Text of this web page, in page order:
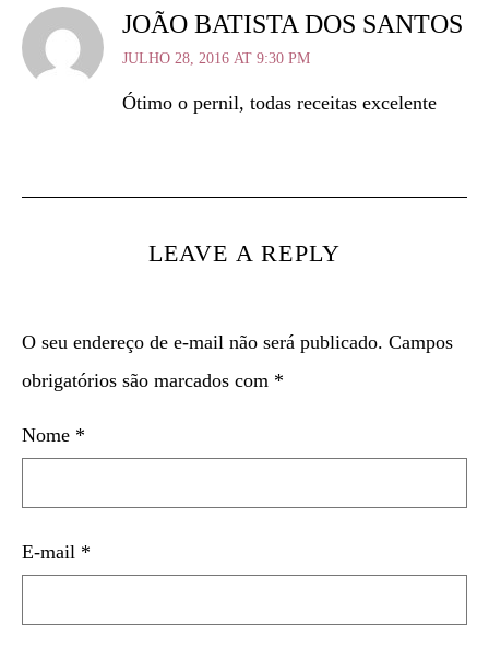
JOÃO BATISTA DOS SANTOS
JULHO 28, 2016 AT 9:30 PM
Ótimo o pernil, todas receitas excelente
LEAVE A REPLY
O seu endereço de e-mail não será publicado. Campos
obrigatórios são marcados com *
Nome *
E-mail *